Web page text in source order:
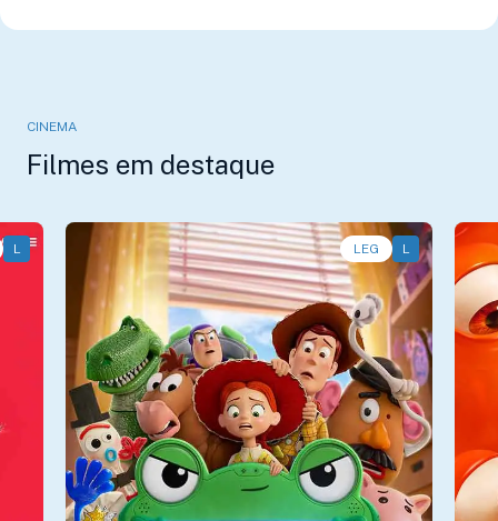
CINEMA
Filmes em destaque
L LEG L
Animação, Aventura, Comédia • • 1h40